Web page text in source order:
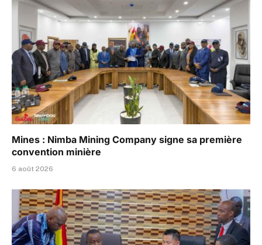
Mines : Nimba Mining Company signe sa première
convention minière
6 août 2026